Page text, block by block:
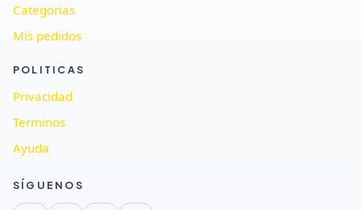
Categorias
Mis pedidos
POLITICAS
Privacidad
Terminos
Ayuda
SÍGUENOS